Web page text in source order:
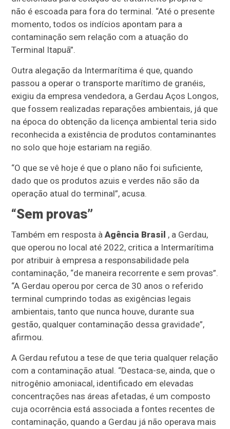
não é escoada para fora do terminal. “Até o presente
momento, todos os indícios apontam para a
contaminação sem relação com a atuação do
Terminal Itapuã”.
Outra alegação da Intermarítima é que, quando
passou a operar o transporte marítimo de granéis,
exigiu da empresa vendedora, a Gerdau Aços Longos,
que fossem realizadas reparações ambientais, já que
na época do obtenção da licença ambiental teria sido
reconhecida a existência de produtos contaminantes
no solo que hoje estariam na região.
“O que se vê hoje é que o plano não foi suficiente,
dado que os produtos azuis e verdes não são da
operação atual do terminal”, acusa.
“Sem provas”
Também em resposta àAgência Brasil , a Gerdau,
que operou no local até 2022, critica a Intermarítima
por atribuir à empresa a responsabilidade pela
contaminação, “de maneira recorrente e sem provas”.
“A Gerdau operou por cerca de 30 anos o referido
terminal cumprindo todas as exigências legais
ambientais, tanto que nunca houve, durante sua
gestão, qualquer contaminação dessa gravidade”,
afirmou.
A Gerdau refutou a tese de que teria qualquer relação
com a contaminação atual. “Destaca-se, ainda, que o
nitrogênio amoniacal, identificado em elevadas
concentrações nas áreas afetadas, é um composto
cuja ocorrência está associada a fontes recentes de
contaminação, quando a Gerdau já não operava mais